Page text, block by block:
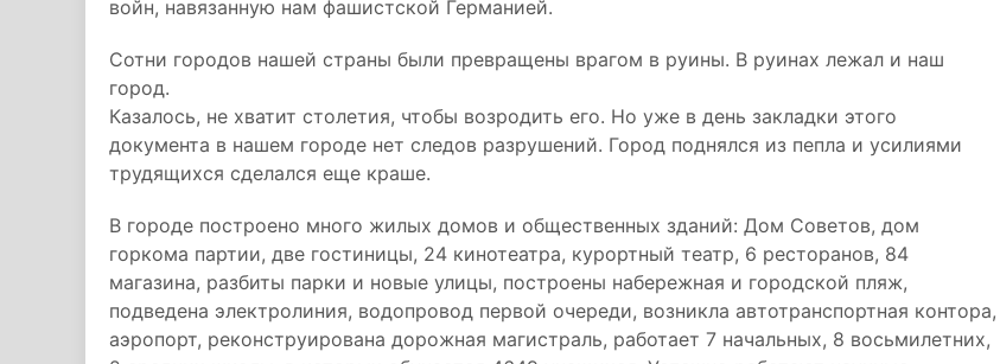
войн, навязанную нам фашистской Германией.
Сотни городов нашей страны были превращены врагом в руины. В руинах лежал и наш
город.
Казалось, не хватит столетия, чтобы возродить его. Но уже в день закладки этого
документа в нашем городе нет следов разрушений. Город поднялся из пепла и усилиями
трудящихся сделался еще краше.
В городе построено много жилых домов и общественных зданий: Дом Советов, дом
горкома партии, две гостиницы, 24 кинотеатра, курортный театр, 6 ресторанов, 84
магазина, разбиты парки и новые улицы, построены набережная и городской пляж,
подведена электролиния, водопровод первой очереди, возникла автотранспортная контора,
аэропорт, реконструирована дорожная магистраль, работает 7 начальных, 8 восьмилетних,